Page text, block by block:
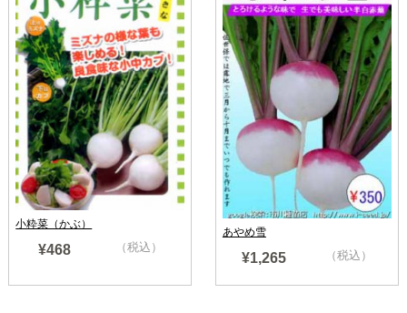
小粋菜（かぶ）
¥468 （税込）
あやめ雪
¥1,265 （税込）